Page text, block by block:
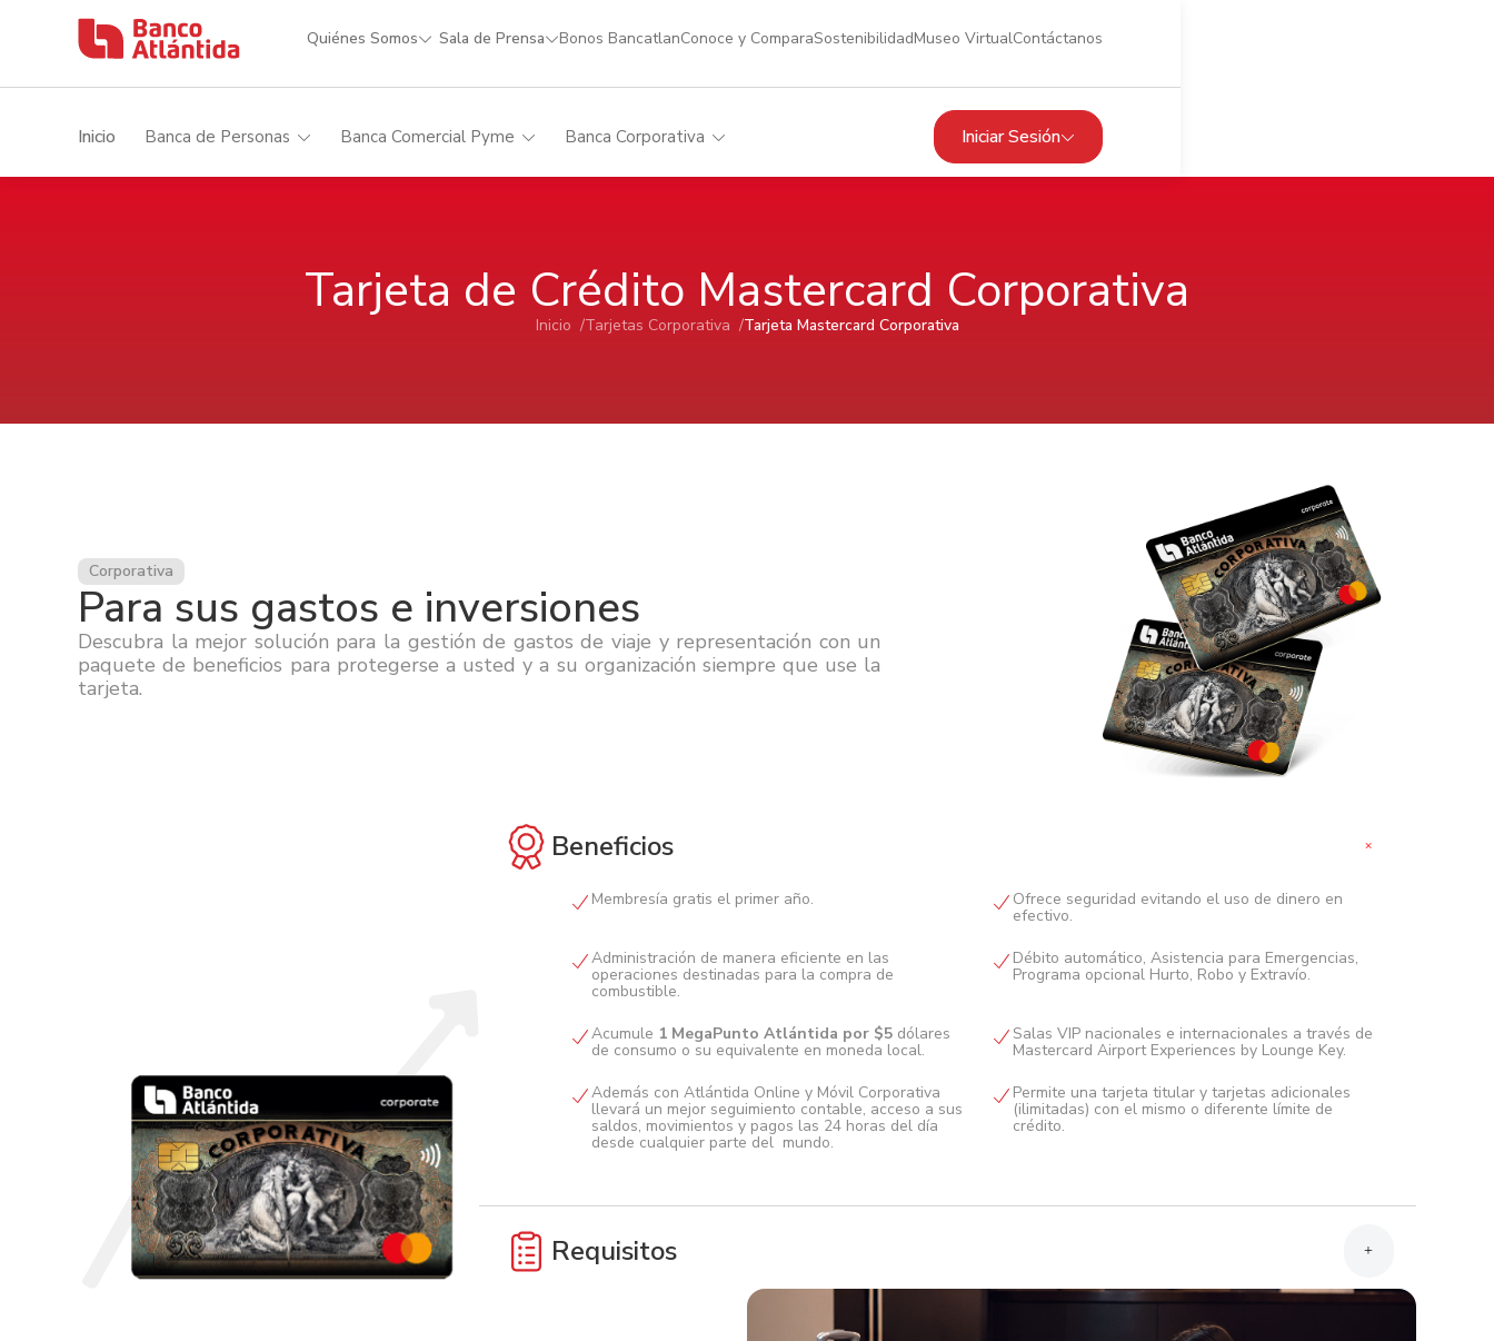
Quiénes Somos Sala de Prensa Bonos BancatlanConoce y ComparaSostenibilidadMuseo VirtualContáctanos
Inicio Banca de Personas Banca Comercial Pyme Banca Corporativa Iniciar Sesión
Tarjeta de Crédito Mastercard Corporativa
Inicio /Tarjetas Corporativa /Tarjeta Mastercard Corporativa
Corporativa
Para sus gastos e inversiones
Descubra la mejor solución para la gestión de gastos de viaje y representación con un
paquete de beneficios para protegerse a usted y a su organización siempre que use la
tarjeta.
Beneficios +
Membresía gratis el primer año. Ofrece seguridad evitando el uso de dinero en
efectivo.
Administración de manera eficiente en las
operaciones destinadas para la compra de
combustible.
Débito automático, Asistencia para Emergencias,
Programa opcional Hurto, Robo y Extravío.
Acumule 1 MegaPunto Atlántida por $5 dólares
de consumo o su equivalente en moneda local.
Salas VIP nacionales e internacionales a través de
Mastercard Airport Experiences by Lounge Key.
Además con Atlántida Online y Móvil Corporativa
llevará un mejor seguimiento contable, acceso a sus
saldos, movimientos y pagos las 24 horas del día
desde cualquier parte del mundo.
Permite una tarjeta titular y tarjetas adicionales
(ilimitadas) con el mismo o diferente límite de
crédito.
Requisitos +
Completar la Solicitud de Emisión de Tarjeta de Crédito Presentar la información financiera de la empresa.